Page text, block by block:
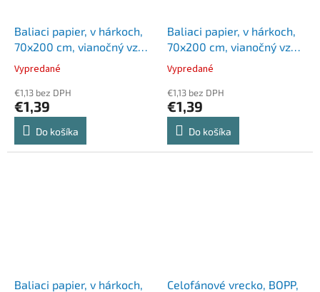
Baliaci papier, v hárkoch,
70x200 cm, vianočný vzor
2, VICTORIA PAPER
Vypredané
€1,13 bez DPH
€1,39
Do košíka
Baliaci papier, v hárkoch,
70x200 cm, vianočný vzor
4, VICTORIA PAPER
Vypredané
€1,13 bez DPH
€1,39
Do košíka
Baliaci papier, v hárkoch,
Celofánové vrecko, BOPP,